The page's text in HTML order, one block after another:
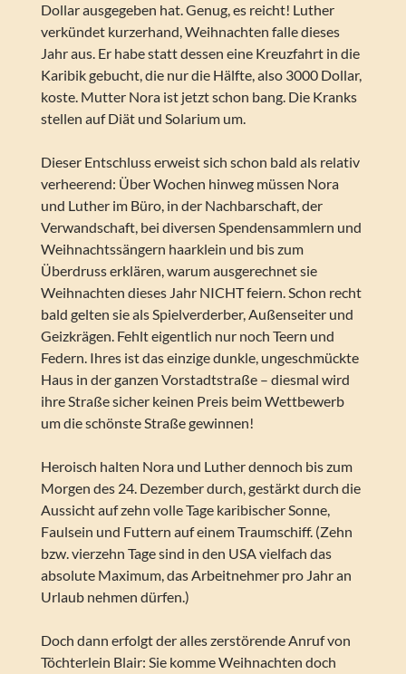
Dollar ausgegeben hat. Genug, es reicht! Luther
verkündet kurzerhand, Weihnachten falle dieses
Jahr aus. Er habe statt dessen eine Kreuzfahrt in die
Karibik gebucht, die nur die Hälfte, also 3000 Dollar,
koste. Mutter Nora ist jetzt schon bang. Die Kranks
stellen auf Diät und Solarium um.
Dieser Entschluss erweist sich schon bald als relativ
verheerend: Über Wochen hinweg müssen Nora
und Luther im Büro, in der Nachbarschaft, der
Verwandschaft, bei diversen Spendensammlern und
Weihnachtssängern haarklein und bis zum
Überdruss erklären, warum ausgerechnet sie
Weihnachten dieses Jahr NICHT feiern. Schon recht
bald gelten sie als Spielverderber, Außenseiter und
Geizkrägen. Fehlt eigentlich nur noch Teern und
Federn. Ihres ist das einzige dunkle, ungeschmückte
Haus in der ganzen Vorstadtstraße – diesmal wird
ihre Straße sicher keinen Preis beim Wettbewerb
um die schönste Straße gewinnen!
Heroisch halten Nora und Luther dennoch bis zum
Morgen des 24. Dezember durch, gestärkt durch die
Aussicht auf zehn volle Tage karibischer Sonne,
Faulsein und Futtern auf einem Traumschiff. (Zehn
bzw. vierzehn Tage sind in den USA vielfach das
absolute Maximum, das Arbeitnehmer pro Jahr an
Urlaub nehmen dürfen.)
Doch dann erfolgt der alles zerstörende Anruf von
Töchterlein Blair: Sie komme Weihnachten doch